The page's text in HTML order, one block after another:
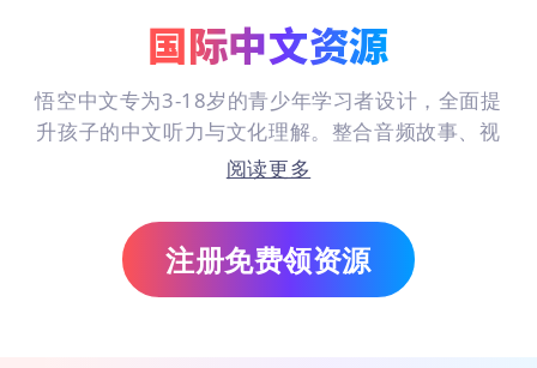
国际中文资源
悟空中文专为3-18岁的青少年学习者设计，全面提
升孩子的中文听力与文化理解。整合音频故事、视
频、互动PDF等多种形式的材料。内容包含成语故
提升声调辨识力、词汇量与整体理解能力。同时深
入感受中华经典故事与现代语言应用场景。
阅读更多
注册免费领资源